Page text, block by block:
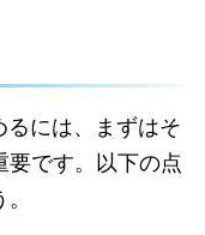
には、まずはそ
要です。以下の点